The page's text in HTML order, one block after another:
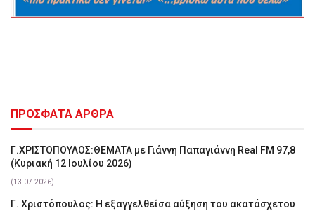
ΠΡΟΣΦΑΤΑ ΑΡΘΡΑ
Γ.ΧΡΙΣΤΟΠΟΥΛΟΣ:ΘΕΜΑΤΑ με Γιάννη Παπαγιάννη Real FM 97,8
(Κυριακή 12 Ιουλίου 2026)
(13.07.2026)
Γ. Χριστόπουλος: Η εξαγγελθείσα αύξηση του ακατάσχετου